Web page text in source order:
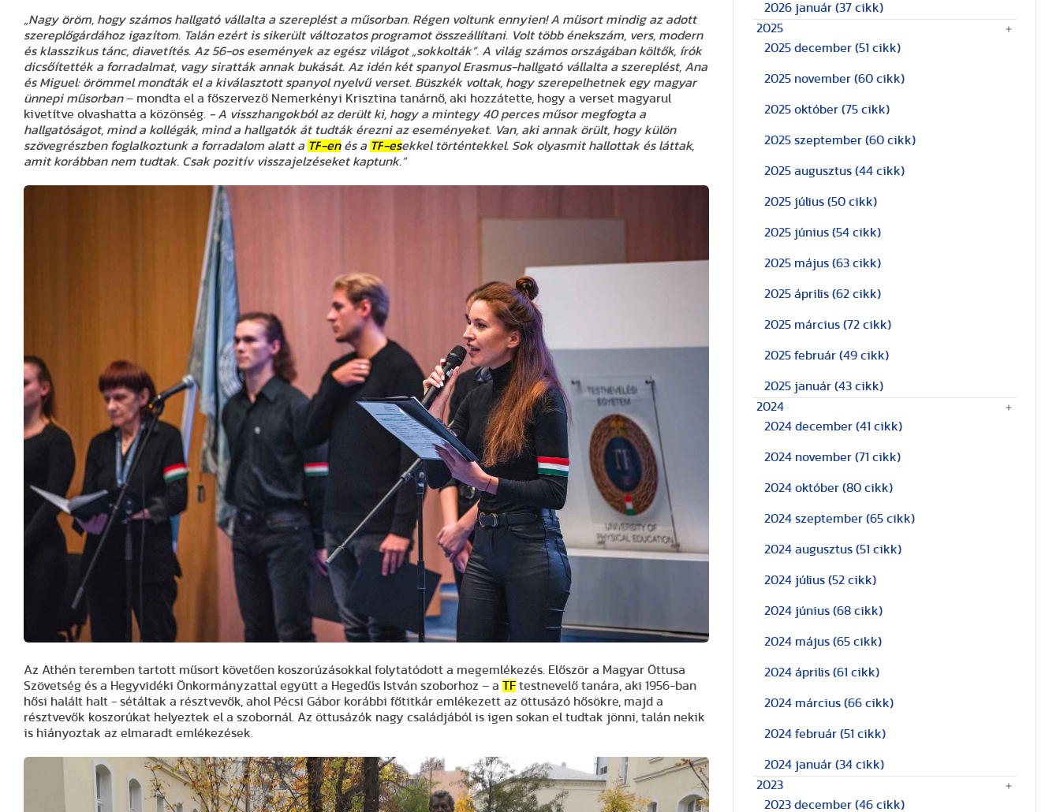
„Nagy öröm, hogy számos hallgató vállalta a szereplést a műsorban. Régen voltunk ennyien! A műsort mindig az adott
szereplőgárdához igazítom. Talán ezért is sikerült változatos programot összeállítani. Volt több énekszám, vers, modern
és klasszikus tánc, diavetítés. Az 56-os események az egész világot „sokkolták”. A világ számos országában költők, írók
dicsőítették a forradalmat, vagy siratták annak bukását. Az idén két spanyol Erasmus-hallgató vállalta a szereplést, Ana
és Miguel: örömmel mondták el a kiválasztott spanyol nyelvű verset. Büszkék voltak, hogy szerepelhetnek egy magyar
ünnepi műsorban– mondta el a főszervező Nemerkényi Krisztina tanárnő, aki hozzátette, hogy a verset magyarul
kivetítve olvashatta a közönség. - A visszhangokból az derült ki, hogy a mintegy 40 perces műsor megfogta a
hallgatóságot, mind a kollégák, mind a hallgatók át tudták érezni az eseményeket. Van, aki annak örült, hogy külön
szövegrészben foglalkoztunk a forradalom alatt a TF-enés a TF-esekkel történtekkel. Sok olyasmit hallottak és láttak,
amit korábban nem tudtak. Csak pozitív visszajelzéseket kaptunk.”
Az Athén teremben tartott műsort követően koszorúzásokkal folytatódott a megemlékezés. Először a Magyar Öttusa
Szövetség és a Hegyvidéki Önkormányzattal együtt a Hegedűs István szoborhoz – a TF testnevelő tanára, aki 1956-ban
hősi halált halt - sétáltak a résztvevők, ahol Pécsi Gábor korábbi főtitkár emlékezett az öttusázó hősökre, majd a
résztvevők koszorúkat helyeztek el a szobornál. Az öttusázók nagy családjából is igen sokan el tudtak jönni, talán nekik
is hiányoztak az elmaradt emlékezések.
2026 január (37 cikk)
2025
2025 december (51 cikk)
2025 november (60 cikk)
2025 október (75 cikk)
2025 szeptember (60 cikk)
2025 augusztus (44 cikk)
2025 július (50 cikk)
2025 június (54 cikk)
2025 május (63 cikk)
2025 április (62 cikk)
2025 március (72 cikk)
2025 február (49 cikk)
2025 január (43 cikk)
2024
2024 december (41 cikk)
2024 november (71 cikk)
2024 október (80 cikk)
2024 szeptember (65 cikk)
2024 augusztus (51 cikk)
2024 július (52 cikk)
2024 június (68 cikk)
2024 május (65 cikk)
2024 április (61 cikk)
2024 március (66 cikk)
2024 február (51 cikk)
2024 január (34 cikk)
2023
2023 december (46 cikk)